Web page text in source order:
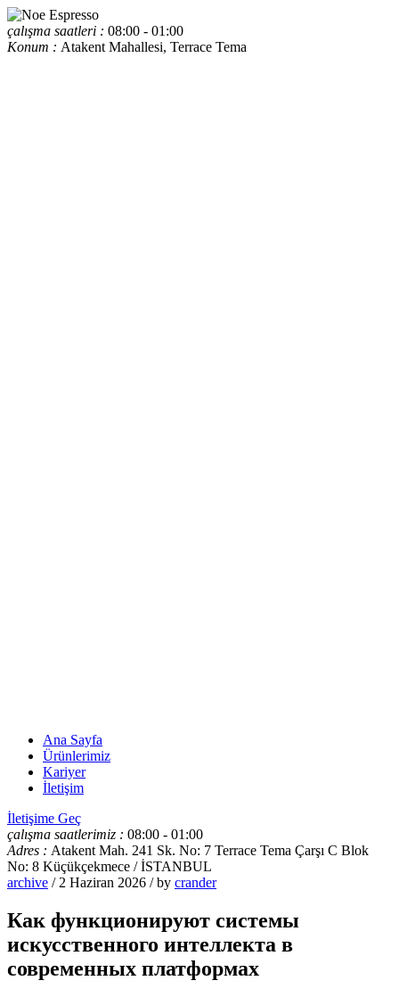
çalışma saatleri : 08:00 - 01:00
Konum : Atakent Mahallesi, Terrace Tema
Ana Sayfa
Ürünlerimiz
Kariyer
İletişim
İletişime Geç
çalışma saatlerimiz : 08:00 - 01:00
Adres : Atakent Mah. 241 Sk. No: 7 Terrace Tema Çarşı C Blok
No: 8 Küçükçekmece / İSTANBUL
archive / 2 Haziran 2026 / by crander
Как функционируют системы
искусственного интеллекта в
современных платформах